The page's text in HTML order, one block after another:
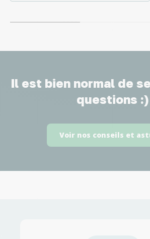
Il est bien normal de
questions :)
Voir nos conseils et